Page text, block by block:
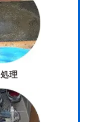
理